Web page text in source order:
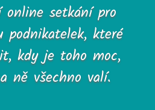
setkání pro
podnikatelek, které
kdy je toho moc,
ně všechno valí.